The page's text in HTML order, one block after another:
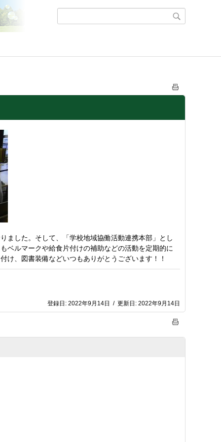
ました。そして、「学校地域協働活動連携本部」とし
ベルマークや給食片付けの補助などの活動を定期的に
け、図書装備などいつもありがとうございます！！
登録日: 2022年9月14日 / 更新日: 2022年9月14日